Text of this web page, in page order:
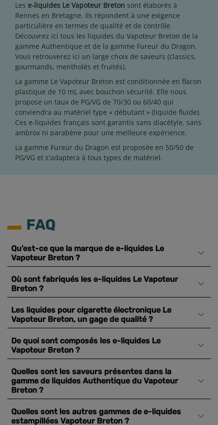
Les e-liquides Le Vapoteur Breton sont élaborés à
Rennes en Bretagne. Ils répondent à une exigence
particulière en termes de qualité et de contrôle.
Découvrez ici tous les liquides du Vapoteur Breton de la
gamme Authentique et de la gamme Fureur du Dragon.
Vous retrouverez ici un large choix de saveurs (classics,
gourmands, mentholés et fruités).
La gamme Le Vapoteur Breton est conditionnée en flacon
plastique de 10 mL avec bouchon sécurité. Elle nous
propose un taux de PG/VG de 70/30 ou 60/40 qui
conviendra au matériel type « débutant » (liquide fluide).
Ces e-liquides français sont garantis sans diacétyle, sans
ambrox ni parabène pour une meilleure expérience.
La gamme Fureur du Dragon est proposée en 50/50 de
PG/VG et s'adaptera à tous types de matériel.
FAQ
Qu’est-ce que la marque de e-liquides Le
Vapoteur Breton ?
Où sont fabriqués les e-liquides Le Vapoteur
Breton ?
Les liquides pour cigarette électronique Le
Vapoteur Breton, un gage de qualité ?
De quoi sont composés les e-liquides Le
Vapoteur Breton ?
Quelles sont les saveurs présentes dans la
gamme de liquides Authentique du Vapoteur
Breton ?
Quelles sont les autres gammes de e-liquides
estampillées Vapoteur Breton ?